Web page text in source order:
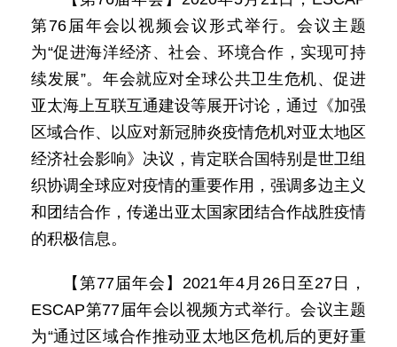
第76届年会以视频会议形式举行。会议主题
为“促进海洋经济、社会、环境合作，实现可持
续发展”。年会就应对全球公共卫生危机、促进
亚太海上互联互通建设等展开讨论，通过《加强
区域合作、以应对新冠肺炎疫情危机对亚太地区
经济社会影响》决议，肯定联合国特别是世卫组
织协调全球应对疫情的重要作用，强调多边主义
和团结合作，传递出亚太国家团结合作战胜疫情
的积极信息。
【第77届年会】2021年4月26日至27日，
ESCAP第77届年会以视频方式举行。会议主题
为“通过区域合作推动亚太地区危机后的更好重